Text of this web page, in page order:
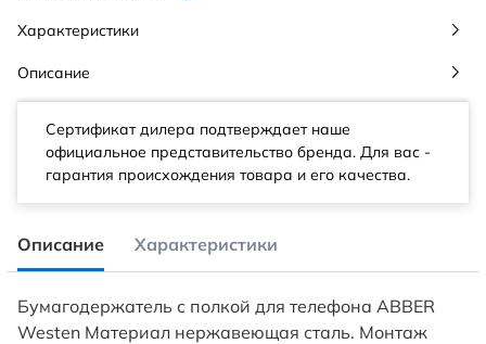
Характеристики
Описание
Сертификат дилера подтверждает наше
официальное представительство бренда. Для вас -
гарантия происхождения товара и его качества.
Описание Характеристики
Бумагодержатель с полкой для телефона ABBER
Westen Материал нержавеющая сталь. Монтаж